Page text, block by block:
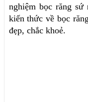
nghiệm bọc răng sứ
kiến thức về bọc
đẹp, chắc khoẻ.